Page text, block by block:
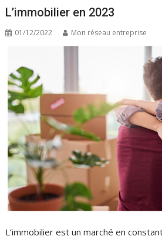
L’immobilier en 2023
01/12/2022 Mon réseau entreprise
L’immobilier est un marché en